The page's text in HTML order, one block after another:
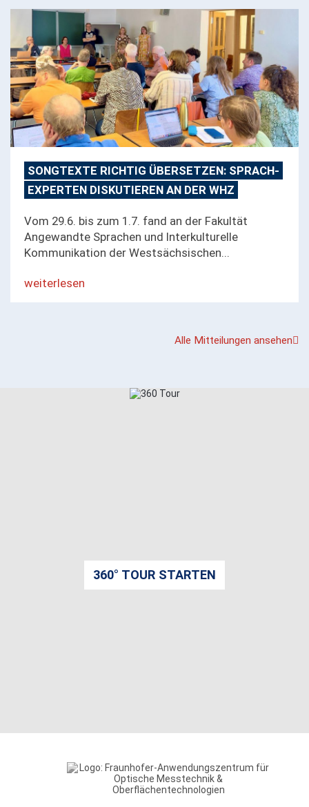
SONGTEXTE RICHTIG ÜBERSETZEN: SPRACH-
EXPERTEN DISKUTIEREN AN DER WHZ
Vom 29.6. bis zum 1.7. fand an der Fakultät
Angewandte Sprachen und Interkulturelle
Kommunikation der Westsächsischen...
weiterlesen
Alle Mitteilungen ansehen
360° TOUR STARTEN